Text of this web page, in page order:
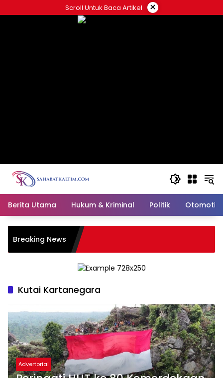
to
Scroll Untuk Baca Artikel ×
Berita Utama Hukum & Kriminal Politik Otomotif
Breaking News
dan
Kutai Kartanegara
Advertorial